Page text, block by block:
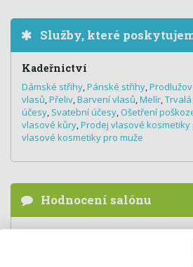
Služby, které
Kadeřnictví
Dámské střihy,Pánské střihy,
vlasů,Přeliv,Barvení vlasů,Melír,
účesy, Svatební účesy, Ošetření
vlasové kůry,Prodej vlasové kosmetiky
vlasové kosmetiky pro muže
Hodnocení salónu